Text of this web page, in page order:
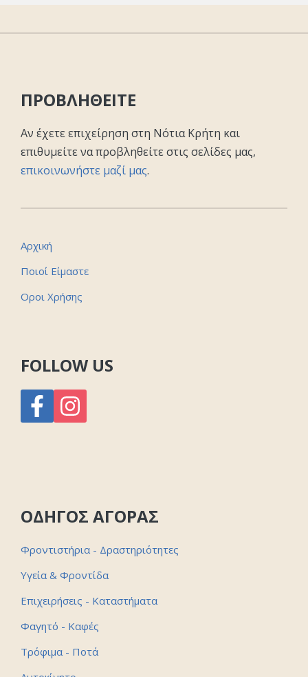
ΠΡΟΒΛΗΘΕΙΤΕ
Αν έχετε επιχείρηση στη Νότια Κρήτη και
επιθυμείτε να προβληθείτε στις σελίδες μας,
επικοινωνήστε μαζί μας.
Αρχική
Ποιοί Είμαστε
Οροι Χρήσης
FOLLOW US
ΟΔΗΓΟΣ ΑΓΟΡΑΣ
Φροντιστήρια - Δραστηριότητες
Υγεία & Φροντίδα
Επιχειρήσεις - Καταστήματα
Φαγητό - Καφές
Τρόφιμα - Ποτά